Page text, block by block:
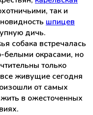
так и
шпицев
дичь.
собака встречалась
окрасами, но
только
живущие сегодня
от самых
в ожесточенных